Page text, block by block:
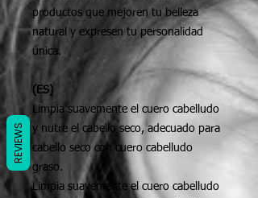
productos que mejoren tu belleza
natural y expresen tu personalidad
única.
(ES)
Limpia suavemente el cuero cabelludo
y nutre el cabello seco, adecuado para
cabello seco con cuero cabelludo
graso.
Limpia suavemente el cuero cabelludo
REVIEWS